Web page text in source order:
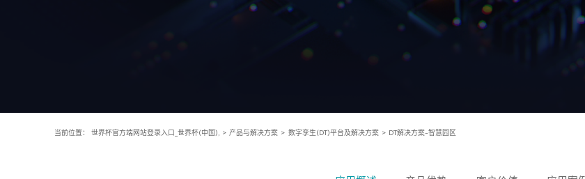
当前位置： 世界杯官方端网站登录入口_世界杯(中国), > 产品与解决方案 > 数字孪生(DT)平台及解决方案 > DT解决方案-智慧园区